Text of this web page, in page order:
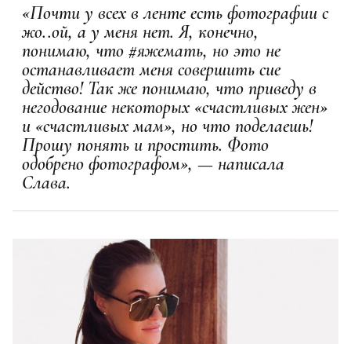
«Почти у всех в ленте есть фотографии с
жо..ой, а у меня нет. Я, конечно,
понимаю, что #яжемать, но это не
останавливает меня совершить сие
действо! Так же понимаю, что приведу в
негодование некоторых «счастливых жен»
и «счастливых мам», но что поделаешь!
Прошу понять и простить. Фото
одобрено фотографом», — написала
Слава.